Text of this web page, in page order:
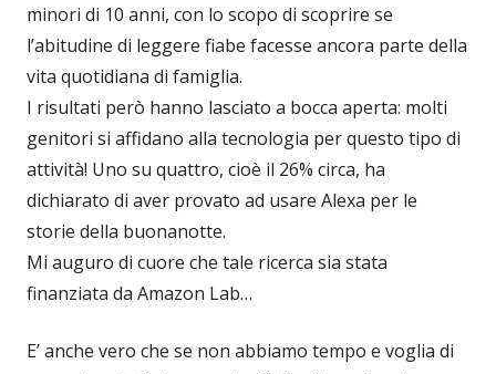
minori di 10 anni, con lo scopo di scoprire se
l’abitudine di leggere fiabe facesse ancora parte della
vita quotidiana di famiglia.
I risultati però hanno lasciato a bocca aperta: molti
genitori si affidano alla tecnologia per questo tipo di
attività! Uno su quattro, cioè il 26% circa, ha
dichiarato di aver provato ad usare Alexa per le
storie della buonanotte.
Mi auguro di cuore che tale ricerca sia stata
finanziata da Amazon Lab…
E’ anche vero che se non abbiamo tempo e voglia di